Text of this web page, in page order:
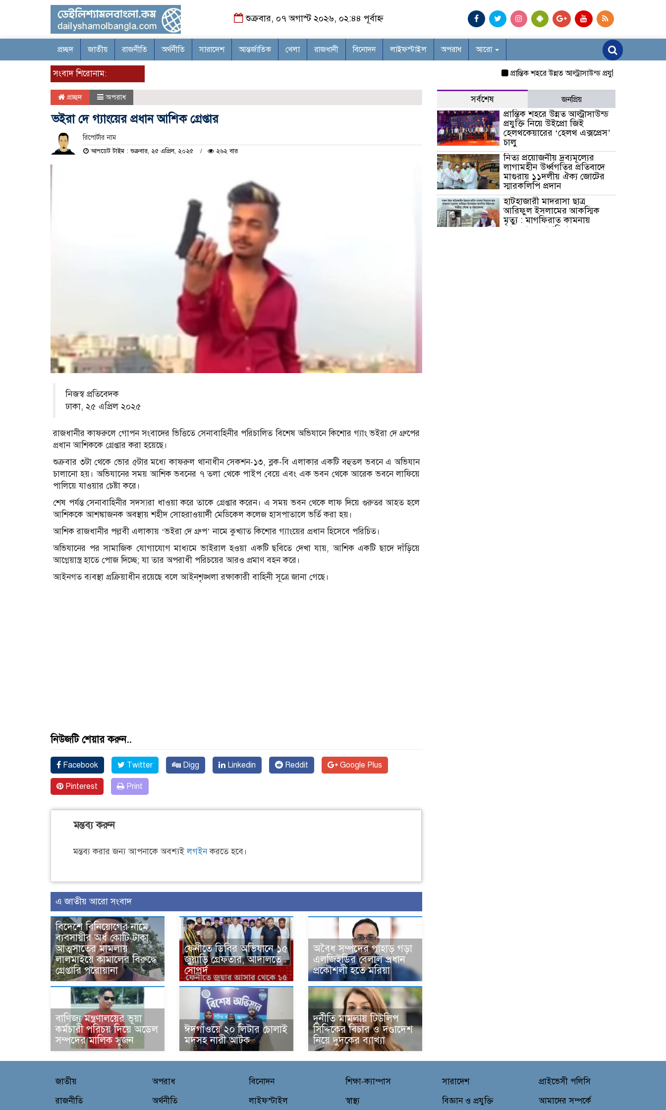
শুক্রবার, ০৭ অগাস্ট ২০২৬, ০২:৪৪ পূর্বাহ্ন
প্রচ্ছদ জাতীয় রাজনীতি অর্থনীতি সারাদেশ আন্তর্জাতিক খেলা রাজধানী বিনোদন লাইফস্টাইল অপরাধ আরো
সংবাদ শিরোনাম: প্রান্তিক শহরে উন্নত আল্ট্রাসাউন্ড প্রযুক্তি নিয়ে উইপ্রো জিই
প্রচ্ছদ অপরাধ
ভইরা দে গ্যাংয়ের প্রধান আশিক গ্রেপ্তার
রিপোর্টার নাম
আপডেট টাইম : শুক্রবার, ২৫ এপ্রিল, ২০২৫ ২৬২ বার
নিজস্ব প্রতিবেদক
ঢাকা, ২৫ এপ্রিল ২০২৫
রাজধানীর কাফরুলে গোপন সংবাদের ভিত্তিতে সেনাবাহিনীর পরিচালিত বিশেষ অভিযানে কিশোর গ্যাং ভইরা দে গ্রুপের
প্রধান আশিককে গ্রেপ্তার করা হয়েছে।
শুক্রবার ৩টা থেকে ভোর ৫টার মধ্যে কাফরুল থানাধীন সেকশন-১৩, ব্লক-বি এলাকার একটি বহুতল ভবনে এ অভিযান
চালানো হয়। অভিযানের সময় আশিক ভবনের ৭ তলা থেকে পাইপ বেয়ে এবং এক ভবন থেকে আরেক ভবনে লাফিয়ে
পালিয়ে যাওয়ার চেষ্টা করে।
শেষ পর্যন্ত সেনাবাহিনীর সদস্যরা ধাওয়া করে তাকে গ্রেপ্তার করেন। এ সময় ভবন থেকে লাফ দিয়ে গুরুতর আহত হলে
আশিককে আশঙ্কাজনক অবস্থায় শহীদ সোহরাওয়ার্দী মেডিকেল কলেজ হাসপাতালে ভর্তি করা হয়।
আশিক রাজধানীর পল্লবী এলাকায় ‘ভইরা দে গ্রুপ’ নামে কুখ্যাত কিশোর গ্যাংয়ের প্রধান হিসেবে পরিচিত।
অভিযানের পর সামাজিক যোগাযোগ মাধ্যমে ভাইরাল হওয়া একটি ছবিতে দেখা যায়, আশিক একটি ছাদে দাঁড়িয়ে
আগ্নেয়াস্ত্র হাতে পোজ দিচ্ছে; যা তার অপরাধী পরিচয়ের আরও প্রমাণ বহন করে।
আইনগত ব্যবস্থা প্রক্রিয়াধীন রয়েছে বলে আইনশৃঙ্খলা রক্ষাকারী বাহিনী সূত্রে জানা গেছে।
নিউজটি শেয়ার করুন..
Facebook Twitter Digg Linkedin Reddit Google Plus
Pinterest Print
মন্তব্য করুন
মন্তব্য করার জন্য আপনাকে অবশ্যইলগইনকরতে হবে।
এ জাতীয় আরো সংবাদ
বিদেশে বিনিয়োগের নামে
ব্যবসায়ীর অর্ধ কোটি টাকা
আত্মসাতের মামলায়
লালমাইয়ে কামালের বিরুদ্ধে
গ্রেপ্তারি পরোয়ানা
ফেনীতে ডিবির অভিযানে ১৫
জুয়াড়ি গ্রেফতার, আদালতে
সোপর্দ
‎অবৈধ সম্পদের পাহাড় গড়া
এলজিইডির বেলাল প্রধান
প্রকৌশলী হতে মরিয়া
বাণিজ্য মন্ত্রণালয়ের ভূয়া
কর্মচারী পরিচয় দিয়ে অডেল
সম্পদের মালিক সুজন
ঈদগাঁওয়ে ২০ লিটার চোলাই
মদসহ নারী আটক
দুর্নীতি মামলায় টিউলিপ
সিদ্দিকের বিচার ও দণ্ডাদেশ
নিয়ে দুদকের ব্যাখ্যা
সর্বশেষ জনপ্রিয়
প্রান্তিক শহরে উন্নত আল্ট্রাসাউন্ড
প্রযুক্তি নিয়ে উইপ্রো জিই
হেলথকেয়ারের ‘হেলথ এক্সপ্রেস’
চালু
নিত্য প্রয়োজনীয় দ্রব্যমূল্যের
লাগামহীন উর্ধ্বগতির প্রতিবাদে
মাগুরায় ১১দলীয় ঐক্য জোটের
স্মারকলিপি প্রদান
হাটহাজারী মাদরাসা ছাত্র
আরিফুল ইসলামের আকস্মিক
মৃত্যু : মাগফিরাত কামনায়
জামেয়ার মহাপরিচালক
জাতীয়
রাজনীতি
অপরাধ
অর্থনীতি
বিনোদন
লাইফস্টাইল
শিক্ষা-ক্যাম্পাস
স্বাস্থ্য
সারাদেশ
বিজ্ঞান ও প্রযুক্তি
প্রাইভেসী পলিসি
আমাদের সম্পর্কে